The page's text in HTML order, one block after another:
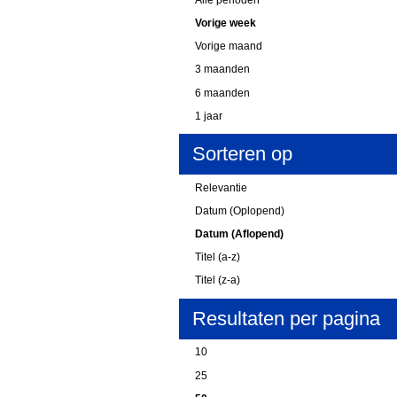
Vorige week
Vorige maand
3 maanden
6 maanden
1 jaar
Sorteren op
Relevantie
Datum (Oplopend)
Datum (Aflopend)
Titel (a-z)
Titel (z-a)
Resultaten per pagina
10
25